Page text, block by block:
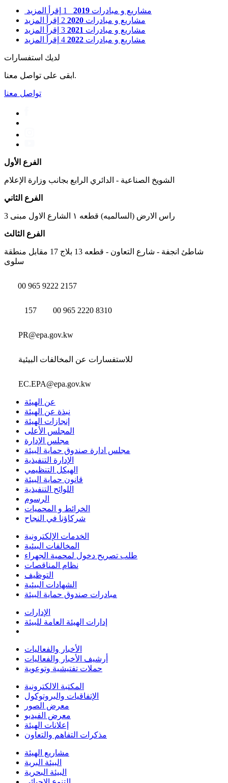
مشاريع و مبادرات 1 إقرأ المزيد
مشاريع و مبادرات 2020
2 إقرأ المزيد
مشاريع و مبادرات 2021
3 إقرأ المزيد
مشاريع و مبادرات 2022
4 إقرأ المزيد
لديك استفسارات
ابقى على تواصل معنا.
تواصل معنا
الفرع الأول
الشويخ الصناعية - الدائري الرابع بجانب وزارة الإعلام
الفرع الثاني
راس الارض (السالميه) قطعه ١ الشارع الاول مبنى 3
الفرع الثالث
شاطئ انجفة - شارع التعاون - قطعه 13 بلاج 17 مقابل منطقة
سلوى
00 965 9222 2157
157 00 965 2220 8310
PR@epa.gov.kw
للاستفسارات عن المخالفات البيئية
EC.EPA@epa.gov.kw
عن الهيئة
نبذة عن الهيئة
إنجازات الهيئة
المجلس الأعلى
مجلس الإدارة
مجلس ادارة صندوق حماية البيئة
الإدارة التنفيذية
الهيكل التنظيمي
قانون حماية البيئة
اللوائح التنفيذية
الرسوم
الخرائط و المحميات
شركاؤنا في النجاح
الخدمات الإلكترونية
المخالفات البيئية
طلب تصريح دخول لمحمية الجهراء
نظام المناقصات
التوظيف
الشهادات البيئية
مبادرات صندوق حماية البيئة
الإدارات
إدارات الهيئة العامة للبيئة
الأخبار والفعاليات
أرشيف الأخبار والفعاليات
حملات تفتيشية وتوعوية
المكتبة الالكترونية
الإتفاقيات والبروتوكول
معرض الصور
معرض الفيديو
إعلانات الهيئة
مذكرات التفاهم والتعاون
مشاريع الهيئة
البيئة البرية
البيئة البحرية